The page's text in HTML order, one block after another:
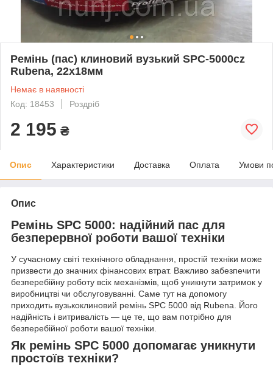
Ремінь (пас) клиновий вузький SPC-5000cz
Rubena, 22х18мм
Немає в наявності
Код: 18453
Роздріб
2 195 ₴
Опис Характеристики Доставка Оплата Умови
Опис
Ремінь SPC 5000: надійний пас для
безперервної роботи вашої техніки
У сучасному світі технічного обладнання, простій техніки може
призвести до значних фінансових втрат. Важливо забезпечити
безперебійну роботу всіх механізмів, щоб уникнути затримок у
виробництві чи обслуговуванні. Саме тут на допомогу
приходить вузькоклиновий ремінь SPC 5000 від Rubena. Його
надійність і витривалість — це те, що вам потрібно для
безперебійної роботи вашої техніки.
Як ремінь SPC 5000 допомагає уникнути
простоїв техніки?